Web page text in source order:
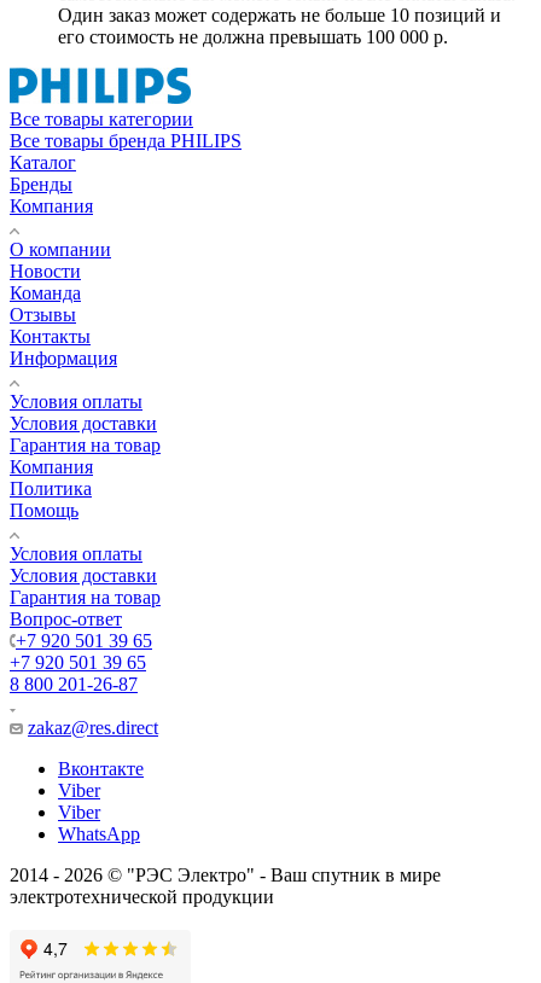
Один заказ может содержать не больше 10 позиций и
его стоимость не должна превышать 100 000 р.
Все товары категории
Все товары бренда PHILIPS
Каталог
Бренды
Компания
О компании
Новости
Команда
Отзывы
Контакты
Информация
Условия оплаты
Условия доставки
Гарантия на товар
Компания
Политика
Помощь
Условия оплаты
Условия доставки
Гарантия на товар
Вопрос-ответ
+7 920 501 39 65
+7 920 501 39 65
8 800 201-26-87
zakaz@res.direct
Вконтакте
Viber
Viber
WhatsApp
2014 - 2026 © "РЭС Электро" - Ваш спутник в мире
электротехнической продукции